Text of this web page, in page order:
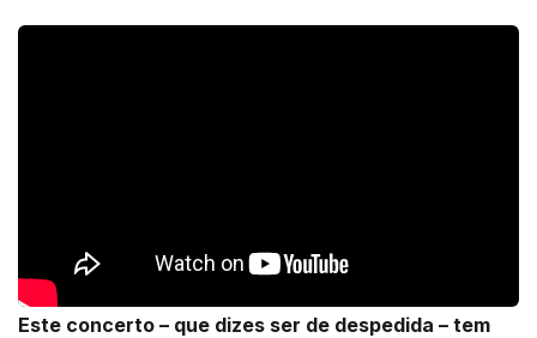
Este concerto – que dizes ser de despedida – tem